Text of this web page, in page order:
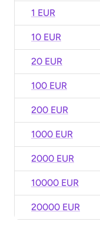
1 EUR
10 EUR
20 EUR
100 EUR
200 EUR
1000 EUR
2000 EUR
10000 EUR
20000 EUR